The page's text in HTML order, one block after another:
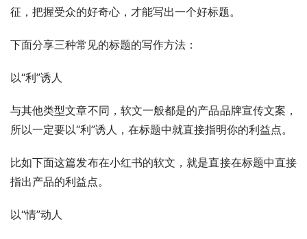
征，把握受众的好奇心，才能写出一个好标题。
下面分享三种常见的标题的写作方法：
以“利”诱人
与其他类型文章不同，软文一般都是的产品品牌宣传文案，
所以一定要以“利”诱人，在标题中就直接指明你的利益点。
比如下面这篇发布在小红书的软文，就是直接在标题中直接
指出产品的利益点。
以“情”动人